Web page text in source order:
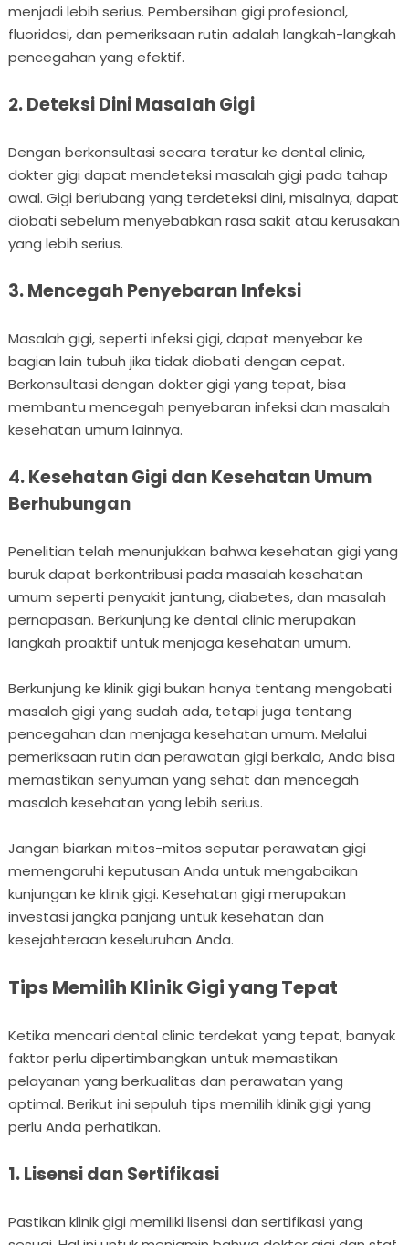
menjadi lebih serius. Pembersihan gigi profesional,
fluoridasi, dan pemeriksaan rutin adalah langkah-langkah
pencegahan yang efektif.
2. Deteksi Dini Masalah Gigi
Dengan berkonsultasi secara teratur ke dental clinic,
dokter gigi dapat mendeteksi masalah gigi pada tahap
awal. Gigi berlubang yang terdeteksi dini, misalnya, dapat
diobati sebelum menyebabkan rasa sakit atau kerusakan
yang lebih serius.
3. Mencegah Penyebaran Infeksi
Masalah gigi, seperti infeksi gigi, dapat menyebar ke
bagian lain tubuh jika tidak diobati dengan cepat.
Berkonsultasi dengan dokter gigi yang tepat, bisa
membantu mencegah penyebaran infeksi dan masalah
kesehatan umum lainnya.
4. Kesehatan Gigi dan Kesehatan Umum
Berhubungan
Penelitian telah menunjukkan bahwa kesehatan gigi yang
buruk dapat berkontribusi pada masalah kesehatan
umum seperti penyakit jantung, diabetes, dan masalah
pernapasan. Berkunjung ke dental clinic merupakan
langkah proaktif untuk menjaga kesehatan umum.
Berkunjung ke klinik gigi bukan hanya tentang mengobati
masalah gigi yang sudah ada, tetapi juga tentang
pencegahan dan menjaga kesehatan umum. Melalui
pemeriksaan rutin dan perawatan gigi berkala, Anda bisa
memastikan senyuman yang sehat dan mencegah
masalah kesehatan yang lebih serius.
Jangan biarkan mitos-mitos seputar perawatan gigi
memengaruhi keputusan Anda untuk mengabaikan
kunjungan ke klinik gigi. Kesehatan gigi merupakan
investasi jangka panjang untuk kesehatan dan
kesejahteraan keseluruhan Anda.
Tips Memilih Klinik Gigi yang Tepat
Ketika mencari dental clinic terdekat yang tepat, banyak
faktor perlu dipertimbangkan untuk memastikan
pelayanan yang berkualitas dan perawatan yang
optimal. Berikut ini sepuluh tips memilih klinik gigi yang
perlu Anda perhatikan.
1. Lisensi dan Sertifikasi
Pastikan klinik gigi memiliki lisensi dan sertifikasi yang